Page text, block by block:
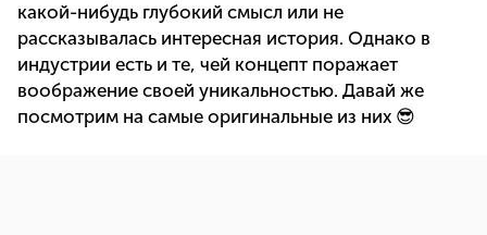
какой-нибудь глубокий смысл или не
рассказывалась интересная история. Однако в
индустрии есть и те, чей концепт поражает
воображение своей уникальностью. Давай же
посмотрим на самые оригинальные из них 😎